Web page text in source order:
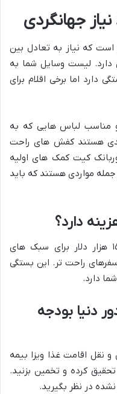
جهانگردی
که نیاز به تعادل بین
لیست وسایل شما به
دارد اما برخی اقلام برای
مناسب لباس هایی که به
هستند کفش های راحت
کیت کمک های اولیه
مواردی هستند که باید
دارد؟
هزینه بسیار متغیر است از حدود ۱۵ هزار دلار برای سبک های
دلار برای سفرهای راحت تر. این بستگی
دارد.
دنیا بودجه
نقل اقامت غذا ویزا بیمه
کرده و تخمین بزنید.
در نظر بگیرید.